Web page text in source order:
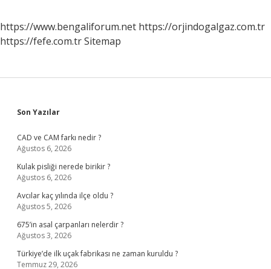
https://www.bengaliforum.net https://orjindogalgaz.com.tr
https://fefe.com.trSitemap
Sidebar
Son Yazılar
CAD ve CAM farkı nedir ?
Ağustos 6, 2026
Kulak pisliği nerede birikir ?
Ağustos 6, 2026
Avcılar kaç yılında ilçe oldu ?
Ağustos 5, 2026
675’in asal çarpanları nelerdir ?
Ağustos 3, 2026
Türkiye’de ilk uçak fabrikası ne zaman kuruldu ?
Temmuz 29, 2026